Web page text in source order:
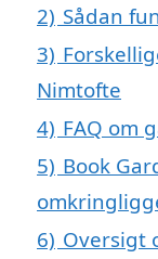
2) Sådan
3)
Nimtofte
4) FAQ om
5) Book
6) Oversigt